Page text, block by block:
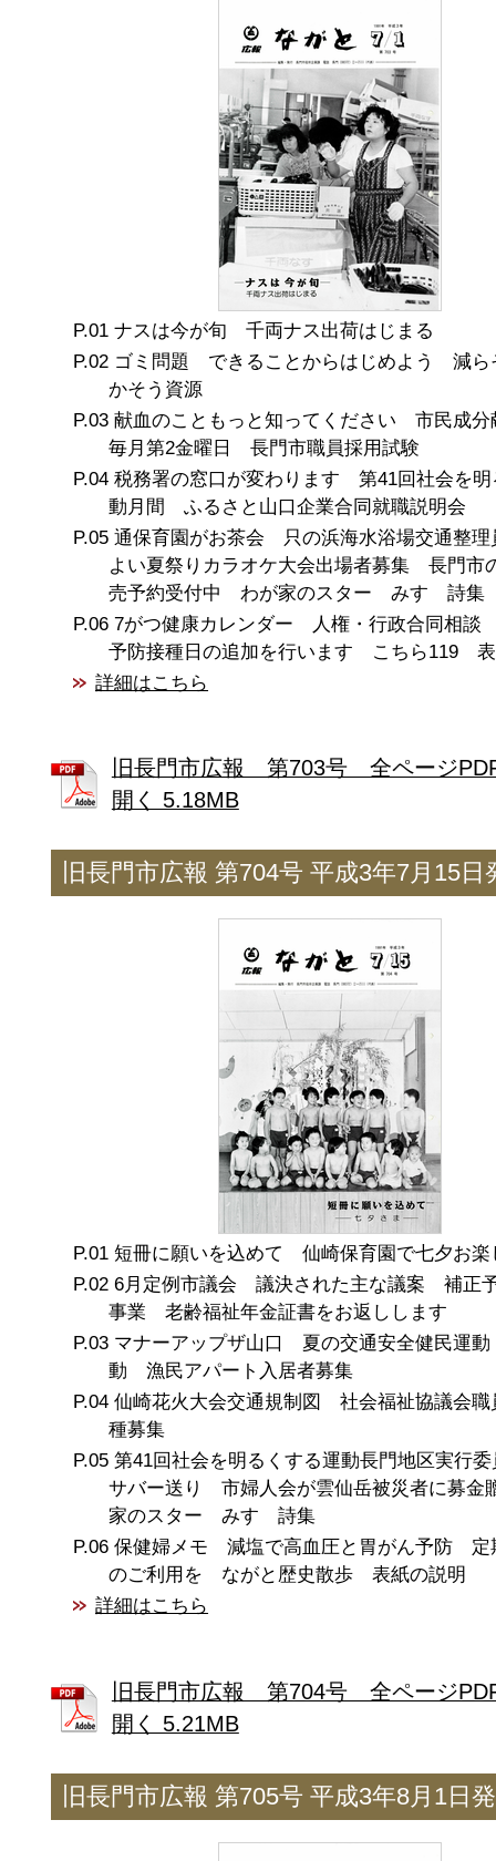
ナスは今が旬 千両ナス出荷はじまる
ゴミ問題 できることからはじめよう 減ら
かそう資源
献血のこともっと知ってください 市民成
毎月第2金曜日 長門市職員採用試験
税務署の窓口が変わります 第41回社会を明
動月間 ふるさと山口企業合同就職説明会
通保育園がお茶会 只の浜海水浴場交通整
よい夏祭りカラオケ大会出場者募集 長門市
売予約受付中 わが家のスター みすゞ詩集
7がつ健康カレンダー 人権・行政合同相談
予防接種日の追加を行います こちら119
詳細はこちら
旧長門市広報 第703号 全ページ
開く 5.18MB
旧長門市広報 第704号 平成3年7月15日
短冊に願いを込めて 仙崎保育園で七夕お楽
6月定例市議会 議決された主な議案 補正
事業 老齢福祉年金証書をお返しします
マナーアップザ山口 夏の交通安全健民運
動 漁民アパート入居者募集
仙崎花火大会交通規制図 社会福祉協議会
種募集
第41回社会を明るくする運動長門地区実行
サバー送り 市婦人会が雲仙岳被災者に募
家のスター みすゞ詩集
保健婦メモ 減塩で高血圧と胃がん予防 定
のご利用を ながと歴史散歩 表紙の説明
詳細はこちら
旧長門市広報 第704号 全ページ
開く 5.21MB
旧長門市広報 第705号 平成3年8月1日